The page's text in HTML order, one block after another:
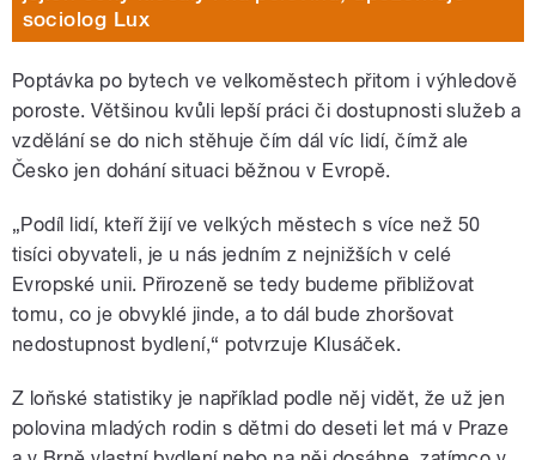
sociolog Lux
Poptávka po bytech ve velkoměstech přitom i výhledově
poroste. Většinou kvůli lepší práci či dostupnosti služeb a
vzdělání se do nich stěhuje čím dál víc lidí, čímž ale
Česko jen dohání situaci běžnou v Evropě.
„Podíl lidí, kteří žijí ve velkých městech s více než 50
tisíci obyvateli, je u nás jedním z nejnižších v celé
Evropské unii. Přirozeně se tedy budeme přibližovat
tomu, co je obvyklé jinde, a to dál bude zhoršovat
nedostupnost bydlení,“ potvrzuje Klusáček.
Z loňské statistiky je například podle něj vidět, že už jen
polovina mladých rodin s dětmi do deseti let má v Praze